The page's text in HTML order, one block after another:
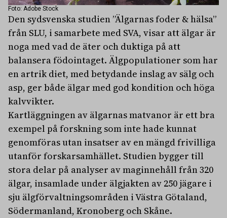
Foto: Adobe Stock
Den sydsvenska studien ”Älgarnas foder & hälsa”
från SLU, i samarbete med SVA, visar att älgar är
noga med vad de äter och duktiga på att
balansera födointaget. Älgpopulationer som har
en artrik diet, med betydande inslag av sälg och
asp, ger både älgar med god kondition och höga
kalvvikter.
Kartläggningen av älgarnas matvanor är ett bra
exempel på forskning som inte hade kunnat
genomföras utan insatser av en mängd frivilliga
utanför forskarsamhället. Studien bygger till
stora delar på analyser av maginnehåll från 320
älgar, insamlade under älgjakten av 250 jägare i
sju älgförvaltningsområden i Västra Götaland,
Södermanland, Kronoberg och Skåne.